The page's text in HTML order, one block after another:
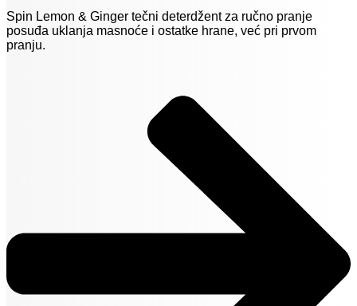
Spin Lemon & Ginger tečni deterdžent za ručno pranje
posuđa uklanja masnoće i ostatke hrane, već pri prvom
pranju.